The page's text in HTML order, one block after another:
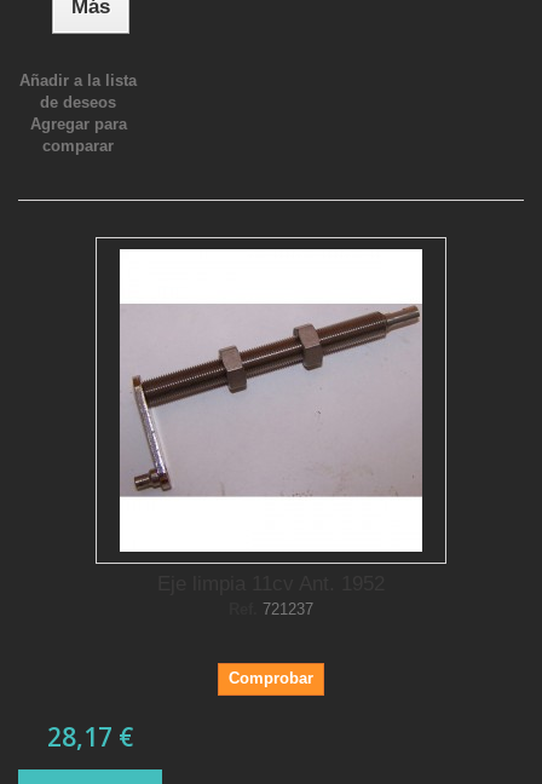
Más
Añadir a la lista
de deseos
Agregar para
comparar
721237
Comprobar
28,17 €